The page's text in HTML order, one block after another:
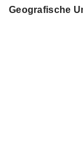
Geografische